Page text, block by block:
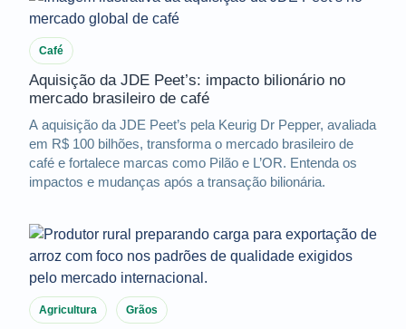
Café
Aquisição da JDE Peet’s: impacto bilionário no
mercado brasileiro de café
A aquisição da JDE Peet’s pela Keurig Dr Pepper, avaliada
em R$ 100 bilhões, transforma o mercado brasileiro de
café e fortalece marcas como Pilão e L’OR. Entenda os
impactos e mudanças após a transação bilionária.
Agricultura Grãos